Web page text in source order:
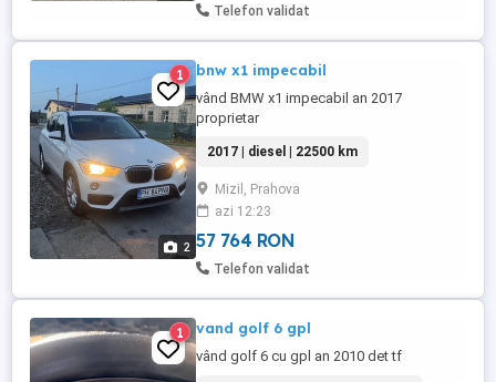
Telefon validat
2
1 bnw x1 impecabil
vând BMW x1 impecabil an 2017
proprietar
2017 | diesel | 22500 km
Mizil, Prahova
azi 12:23
57 764 RON
Telefon validat
1 vand golf 6 gpl
vând golf 6 cu gpl an 2010 det tf